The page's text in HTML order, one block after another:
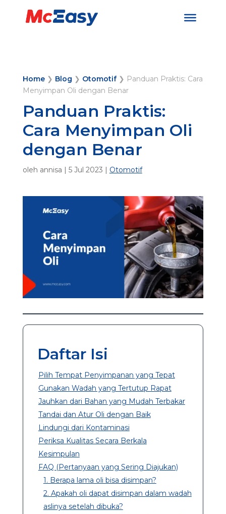
Home❯ Blog ❯ Otomotif❯ Panduan Praktis: Cara
Menyimpan Oli dengan Benar
Panduan Praktis:
Cara Menyimpan Oli
dengan Benar
oleh annisa | 5 Jul 2023 | Otomotif
Daftar Isi
Pilih Tempat Penyimpanan yang Tepat
Gunakan Wadah yang Tertutup Rapat
Jauhkan dari Bahan yang Mudah Terbakar
Tandai dan Atur Oli dengan Baik
Lindungi dari Kontaminasi
Periksa Kualitas Secara Berkala
Kesimpulan
FAQ (Pertanyaan yang Sering Diajukan)
1. Berapa lama oli bisa disimpan?
2. Apakah oli dapat disimpan dalam wadah
aslinya setelah dibuka?